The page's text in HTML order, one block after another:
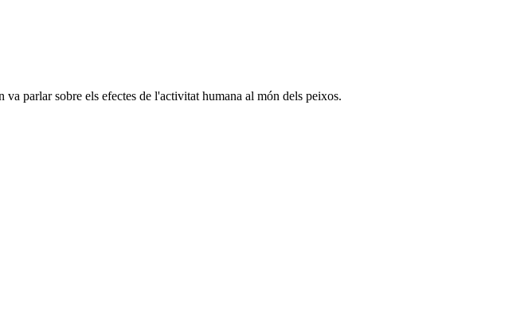
parlar sobre els efectes de l'activitat humana al món dels peixos.